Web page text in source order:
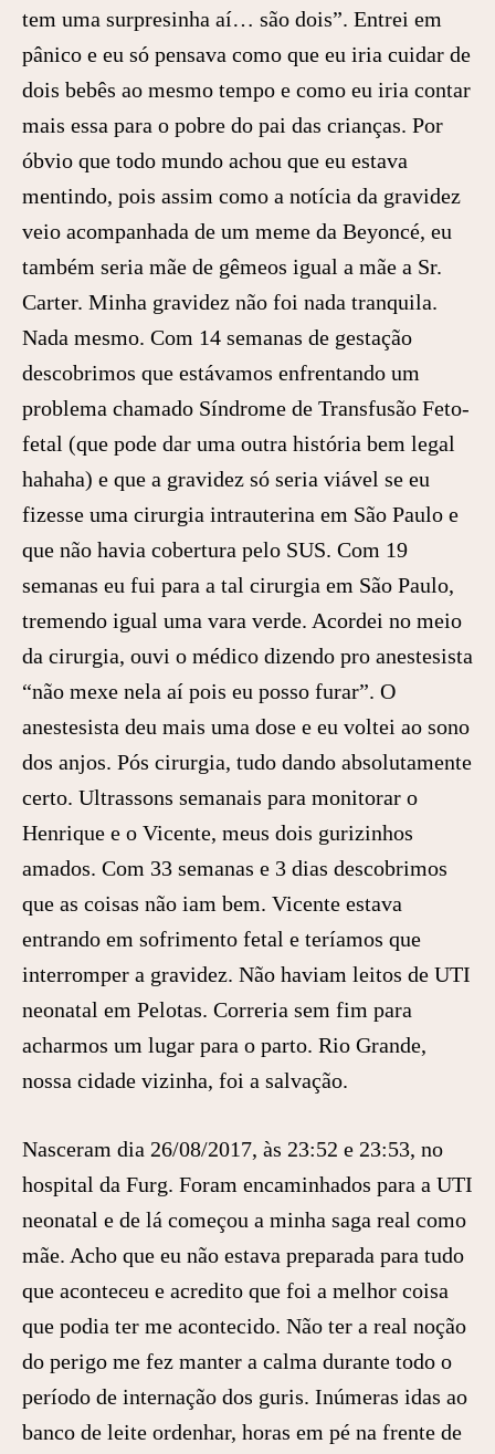
tem uma surpresinha aí… são dois”. Entrei em
pânico e eu só pensava como que eu iria cuidar de
dois bebês ao mesmo tempo e como eu iria contar
mais essa para o pobre do pai das crianças. Por
óbvio que todo mundo achou que eu estava
mentindo, pois assim como a notícia da gravidez
veio acompanhada de um meme da Beyoncé, eu
também seria mãe de gêmeos igual a mãe a Sr.
Carter. Minha gravidez não foi nada tranquila.
Nada mesmo. Com 14 semanas de gestação
descobrimos que estávamos enfrentando um
problema chamado Síndrome de Transfusão Feto-
fetal (que pode dar uma outra história bem legal
hahaha) e que a gravidez só seria viável se eu
fizesse uma cirurgia intrauterina em São Paulo e
que não havia cobertura pelo SUS. Com 19
semanas eu fui para a tal cirurgia em São Paulo,
tremendo igual uma vara verde. Acordei no meio
da cirurgia, ouvi o médico dizendo pro anestesista
“não mexe nela aí pois eu posso furar”. O
anestesista deu mais uma dose e eu voltei ao sono
dos anjos. Pós cirurgia, tudo dando absolutamente
certo. Ultrassons semanais para monitorar o
Henrique e o Vicente, meus dois gurizinhos
amados. Com 33 semanas e 3 dias descobrimos
que as coisas não iam bem. Vicente estava
entrando em sofrimento fetal e teríamos que
interromper a gravidez. Não haviam leitos de UTI
neonatal em Pelotas. Correria sem fim para
acharmos um lugar para o parto. Rio Grande,
nossa cidade vizinha, foi a salvação.
Nasceram dia 26/08/2017, às 23:52 e 23:53, no
hospital da Furg. Foram encaminhados para a UTI
neonatal e de lá começou a minha saga real como
mãe. Acho que eu não estava preparada para tudo
que aconteceu e acredito que foi a melhor coisa
que podia ter me acontecido. Não ter a real noção
do perigo me fez manter a calma durante todo o
período de internação dos guris. Inúmeras idas ao
banco de leite ordenhar, horas em pé na frente de